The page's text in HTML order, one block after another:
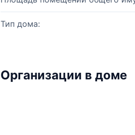
Тип дома:
Организации в доме